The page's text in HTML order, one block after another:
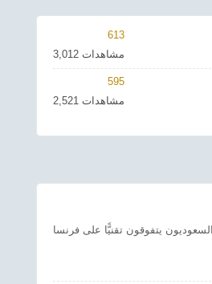
613
3,012 مشاهدات
595
2,521 مشاهدات
يتفوقون تقنيًّا على فرنسا